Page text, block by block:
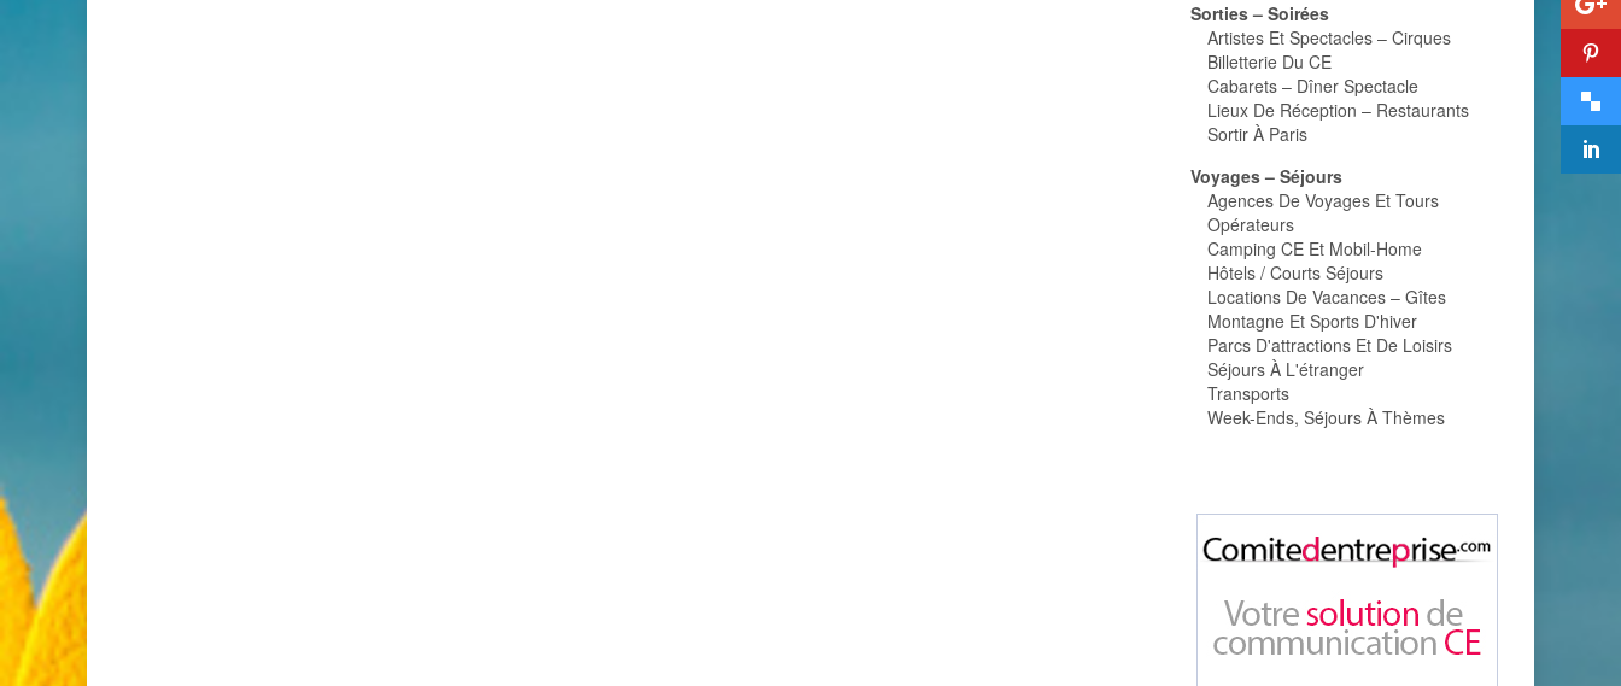
Sorties – Soirées
Artistes Et Spectacles – Cirques
Billetterie Du CE
Cabarets – Dîner Spectacle
Lieux De Réception – Restaurants
Sortir À Paris
Voyages – Séjours
Agences De Voyages Et Tours
Opérateurs
Camping CE Et Mobil-Home
Hôtels / Courts Séjours
Locations De Vacances – Gîtes
Montagne Et Sports D'hiver
Parcs D'attractions Et De Loisirs
Séjours À L'étranger
Transports
Week-Ends, Séjours À Thèmes